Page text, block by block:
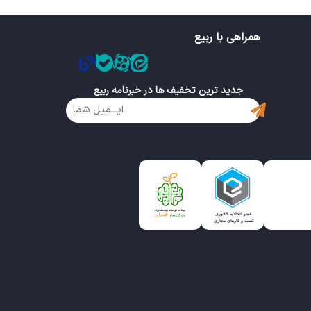
همراهی با ربیع
جدید ترین تخفیف ها در خبرنامه ربیع